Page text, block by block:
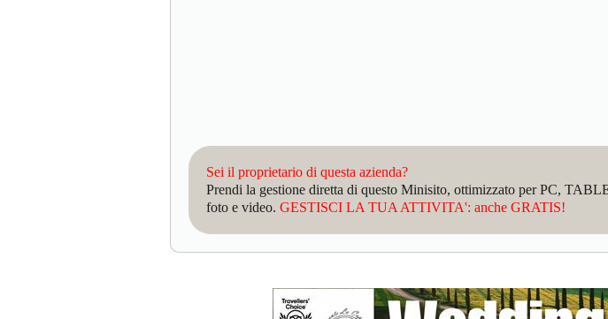
Sei il proprietario di questa azienda?
Prendi la gestione diretta di questo Minisito, ottimizzato per PC,
foto e video. GESTISCI LA TUA ATTIVITA': anche GRATIS!